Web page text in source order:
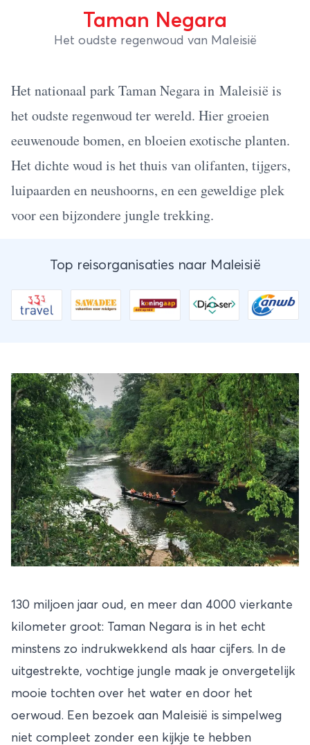
Taman Negara
Het oudste regenwoud van Maleisië
Het nationaal park Taman Negara in Maleisiëis
het oudste regenwoud ter wereld. Hier groeien
eeuwenoude bomen, en bloeien exotische planten.
Het dichte woud is het thuis van olifanten, tijgers,
luipaarden en neushoorns, en een geweldige plek
voor een bijzondere jungle trekking.
Top reisorganisaties naar Maleisië
130 miljoen jaar oud, en meer dan 4000 vierkante
kilometer groot: Taman Negara is in het echt
minstens zo indrukwekkend als haar cijfers. In de
uitgestrekte, vochtige jungle maak je onvergetelijk
mooie tochten over het water en door het
oerwoud. Een bezoek aan Maleisië is simpelweg
niet compleet zonder een kijkje te hebben